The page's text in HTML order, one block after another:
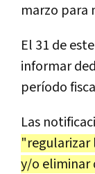
marzo para
El 31 de
informar
período
Las
"regularizar
y/o eliminar